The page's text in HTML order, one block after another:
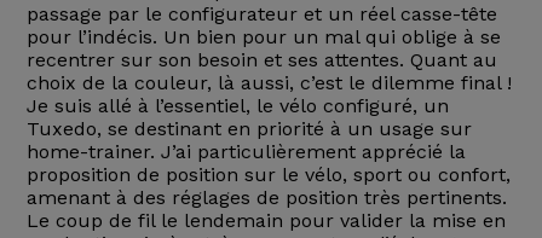
passage par le configurateur et un réel casse-tête
pour l’indécis. Un bien pour un mal qui oblige à se
recentrer sur son besoin et ses attentes. Quant au
choix de la couleur, là aussi, c’est le dilemme final !
Je suis allé à l’essentiel, le vélo configuré, un
Tuxedo, se destinant en priorité à un usage sur
home-trainer. J’ai particulièrement apprécié la
proposition de position sur le vélo, sport ou confort,
amenant à des réglages de position très pertinents.
Le coup de fil le lendemain pour valider la mise en